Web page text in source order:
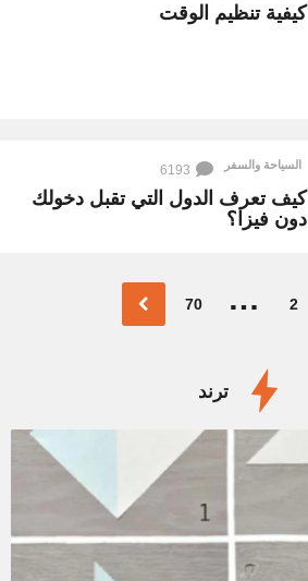
كيفية تنظيم الوقت
السياحة والسفر 6193
كيف تعرف الدول التي تقبل دخولك
دون فيزا؟
2
…
70
ترند